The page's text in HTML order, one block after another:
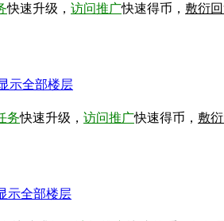
快速升级， 访问推广快速得币， 敷衍
示全部楼层
务快速升级， 访问推广快速得币， 敷
示全部楼层